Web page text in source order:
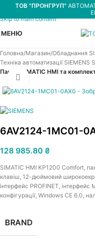
Skip to navigation
Skip to main content
ТОВ "ПРОНГРУП"
МЕНЮ
Головна Магазин Обладнання
Техніка автоматизації SIEMENS
Панелі SIMATIC HMI та
6AV2124-1MC01-
128 985.80 ₴
SIMATIC HMI KP1200 Comfort,
клавіш, 12-дюймовий
інтерфейс PROFINET, інтерфейс
конфігурації, Windows CE 6.0,
BRAND